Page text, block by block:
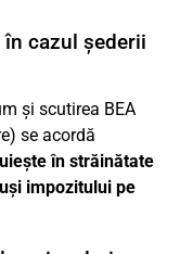
cazul șederii
și scutirea BEA
se acordă
în străinătate
impozitului pe